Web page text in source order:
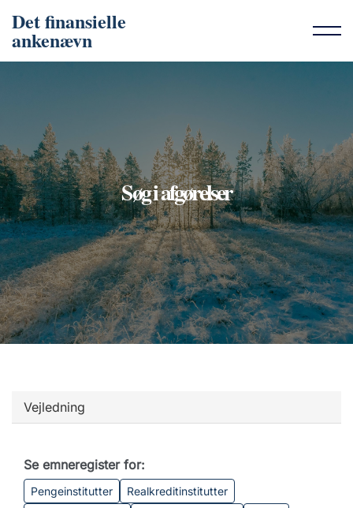
Det finansielle
ankenævn
Søg i afgørelser
Vejledning
Se emneregister for:
Pengeinstitutter
Realkreditinstitutter